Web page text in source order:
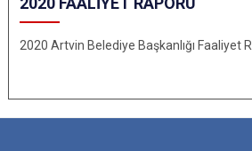
2020 Artvin Belediye Başkanlığı Faaliyet